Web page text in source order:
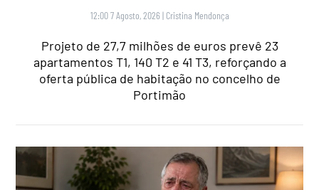
12:00 7 Agosto, 2026 | Cristina Mendonça
Projeto de 27,7 milhões de euros prevê 23
apartamentos T1, 140 T2 e 41 T3, reforçando a
oferta pública de habitação no concelho de
Portimão